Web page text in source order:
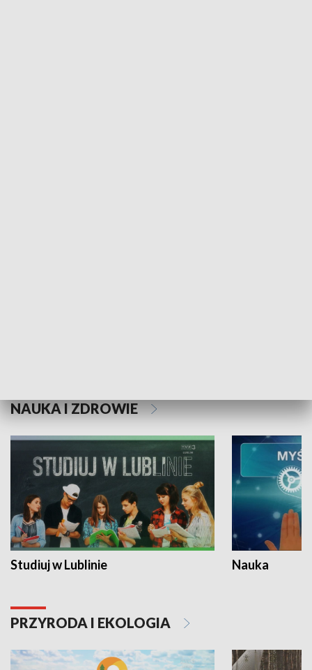
NAUKA I ZDROWIE
Studiuj w Lublinie Nauka
PRZYRODA I EKOLOGIA